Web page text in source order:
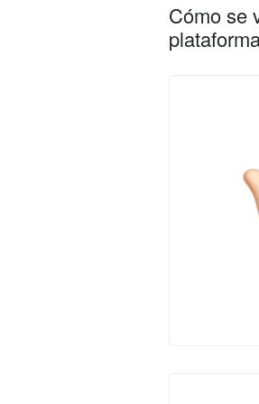
Cómo se